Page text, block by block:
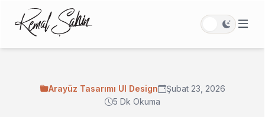
Arayüz Tasarımı UI Design
Şubat 23, 2026
5 Dk Okuma